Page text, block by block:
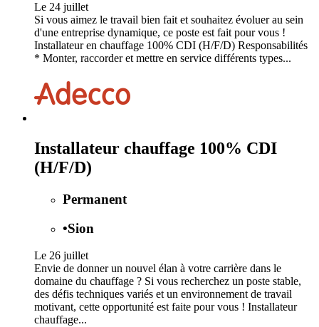
Le 24 juillet
Si vous aimez le travail bien fait et souhaitez évoluer au sein
d'une entreprise dynamique, ce poste est fait pour vous !
Installateur en chauffage 100% CDI (H/F/D) Responsabilités
* Monter, raccorder et mettre en service différents types...
Installateur chauffage 100% CDI
(H/F/D)
Permanent
•Sion
Le 26 juillet
Envie de donner un nouvel élan à votre carrière dans le
domaine du chauffage ? Si vous recherchez un poste stable,
des défis techniques variés et un environnement de travail
motivant, cette opportunité est faite pour vous ! Installateur
chauffage...